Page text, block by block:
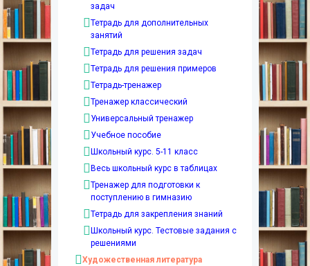
задач
Тетрадь для дополнительных
занятий
Тетрадь для решения задач
Тетрадь для решения примеров
Тетрадь-тренажер
Тренажер классический
Универсальный тренажер
Учебное пособие
Школьный курс. 5-11 класс
Весь школьный курс в таблицах
Тренажер для подготовки к
поступлению в гимназию
Тетрадь для закрепления знаний
Школьный курс. Тестовые задания с
решениями
Художественная литература